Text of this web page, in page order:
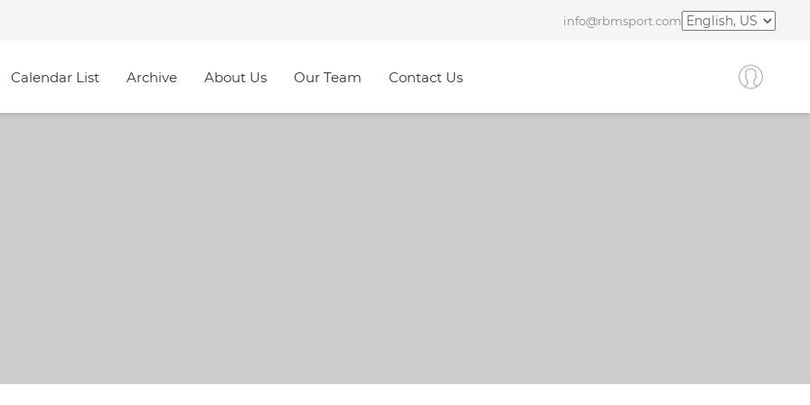
info@rbmsport.com
Calendar List Archive About Us Our Team Contact Us